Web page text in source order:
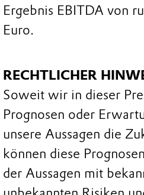
Ergebnis EBITDA von
Euro.
RECHTLICHER
Soweit wir in dieser
Prognosen oder
unsere Aussagen die
können diese
der Aussagen mit